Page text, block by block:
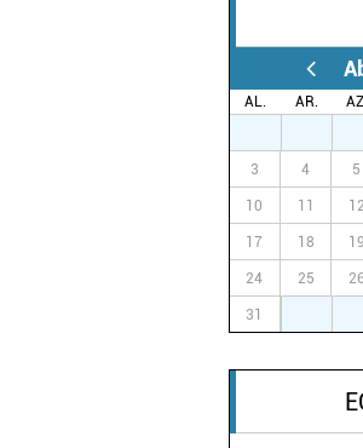
AL. AR.
3 4 5
10 11 12
17 18 19
24 25 26
31